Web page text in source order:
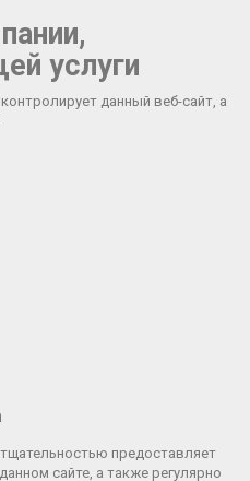
услуги
данный веб-сайт, а
предоставляет
сайте, а также регулярно